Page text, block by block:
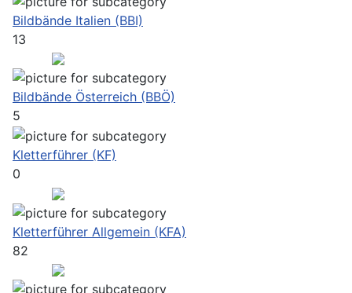
Bildbände Italien (BBI)
13
Bildbände Österreich (BBÖ)
5
Kletterführer (KF)
0
Kletterführer Allgemein (KFA)
82